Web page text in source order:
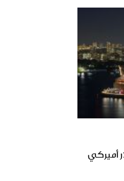
مليون دولار أميركي